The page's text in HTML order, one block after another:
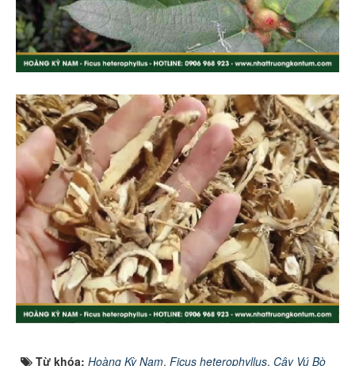
Từ khóa: Hoàng Kỳ Nam, Ficus heterophyllus, Cây Vú Bò